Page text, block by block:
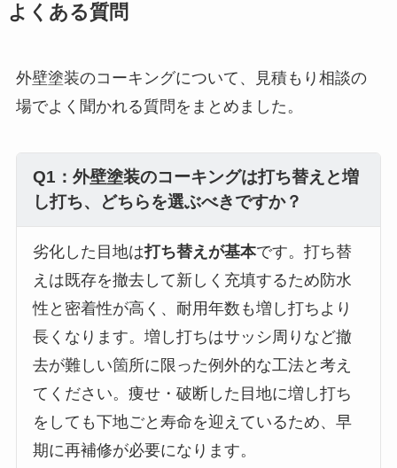
よくある質問
外壁塗装のコーキングについて、見積もり相談の
場でよく聞かれる質問をまとめました。
Q1：外壁塗装のコーキングは打ち替えと増
し打ち、どちらを選ぶべきですか？
劣化した目地は打ち替えが基本です。打ち替
えは既存を撤去して新しく充填するため防水
性と密着性が高く、耐用年数も増し打ちより
長くなります。増し打ちはサッシ周りなど撤
去が難しい箇所に限った例外的な工法と考え
てください。痩せ・破断した目地に増し打ち
をしても下地ごと寿命を迎えているため、早
期に再補修が必要になります。